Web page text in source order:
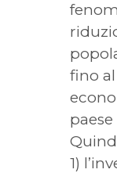
fino al
1)